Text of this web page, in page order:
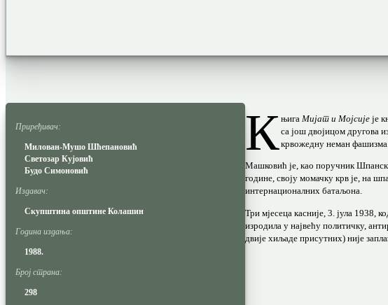
Приређивач:
Милован-Мушо Шћепановић
Светозар Кујовић
Будо Симоновић
Издавач:
Скупштина општине Колашин
Година издања:
1988.
Број страна:
298
Књига Мијат и Мојсијеје
са још двојицом другова
крвожедну неман фашизма.
Машковић је, као поручник
године, своју момачку крв је, на
интернационалних батаљона.
Три мјесеца касније, 3. јула 1938,
изродила у највећу политичку,
двије хиљаде присутних) није